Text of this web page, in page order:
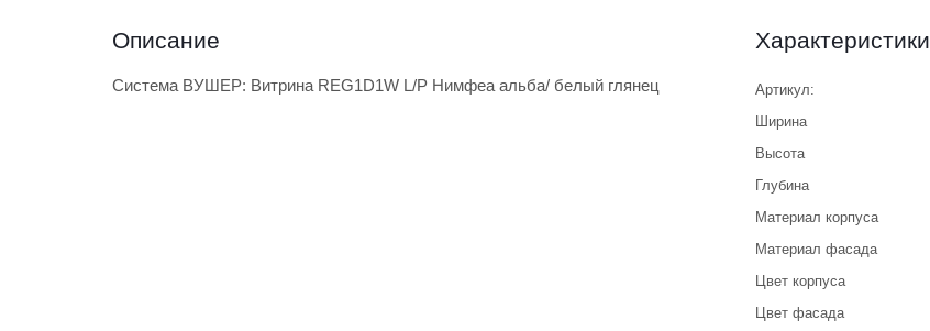
Описание
Система ВУШЕР: Витрина REG1D1W L/P Нимфеа альба/ белый глянец
Характеристики
Артикул:
Ширина
Высота
Глубина
Материал корпуса
Материал фасада
Цвет корпуса
Цвет фасада